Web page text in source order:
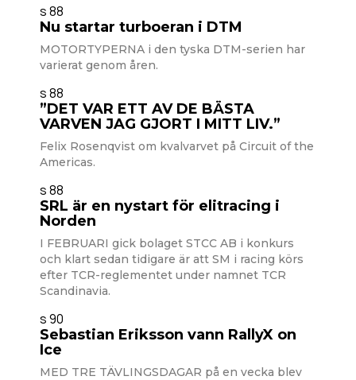
s 88
Nu startar turboeran i DTM
MOTORTYPERNA i den tyska DTM-serien har
varierat genom åren.
s 88
”DET VAR ETT AV DE BÄSTA
VARVEN JAG GJORT I MITT LIV.”
Felix Rosenqvist om kvalvarvet på Circuit of the
Americas.
s 88
SRL är en nystart för elitracing i
Norden
I FEBRUARI gick bolaget STCC AB i konkurs
och klart sedan tidigare är att SM i racing körs
efter TCR-reglementet under namnet TCR
Scandinavia.
s 90
Sebastian Eriksson vann RallyX on
Ice
MED TRE TÄVLINGSDAGAR på en vecka blev